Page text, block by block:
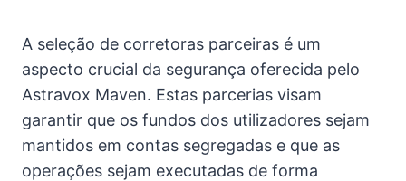
A seleção de corretoras parceiras é um
aspecto crucial da segurança oferecida pelo
Astravox Maven. Estas parcerias visam
garantir que os fundos dos utilizadores sejam
mantidos em contas segregadas e que as
operações sejam executadas de forma